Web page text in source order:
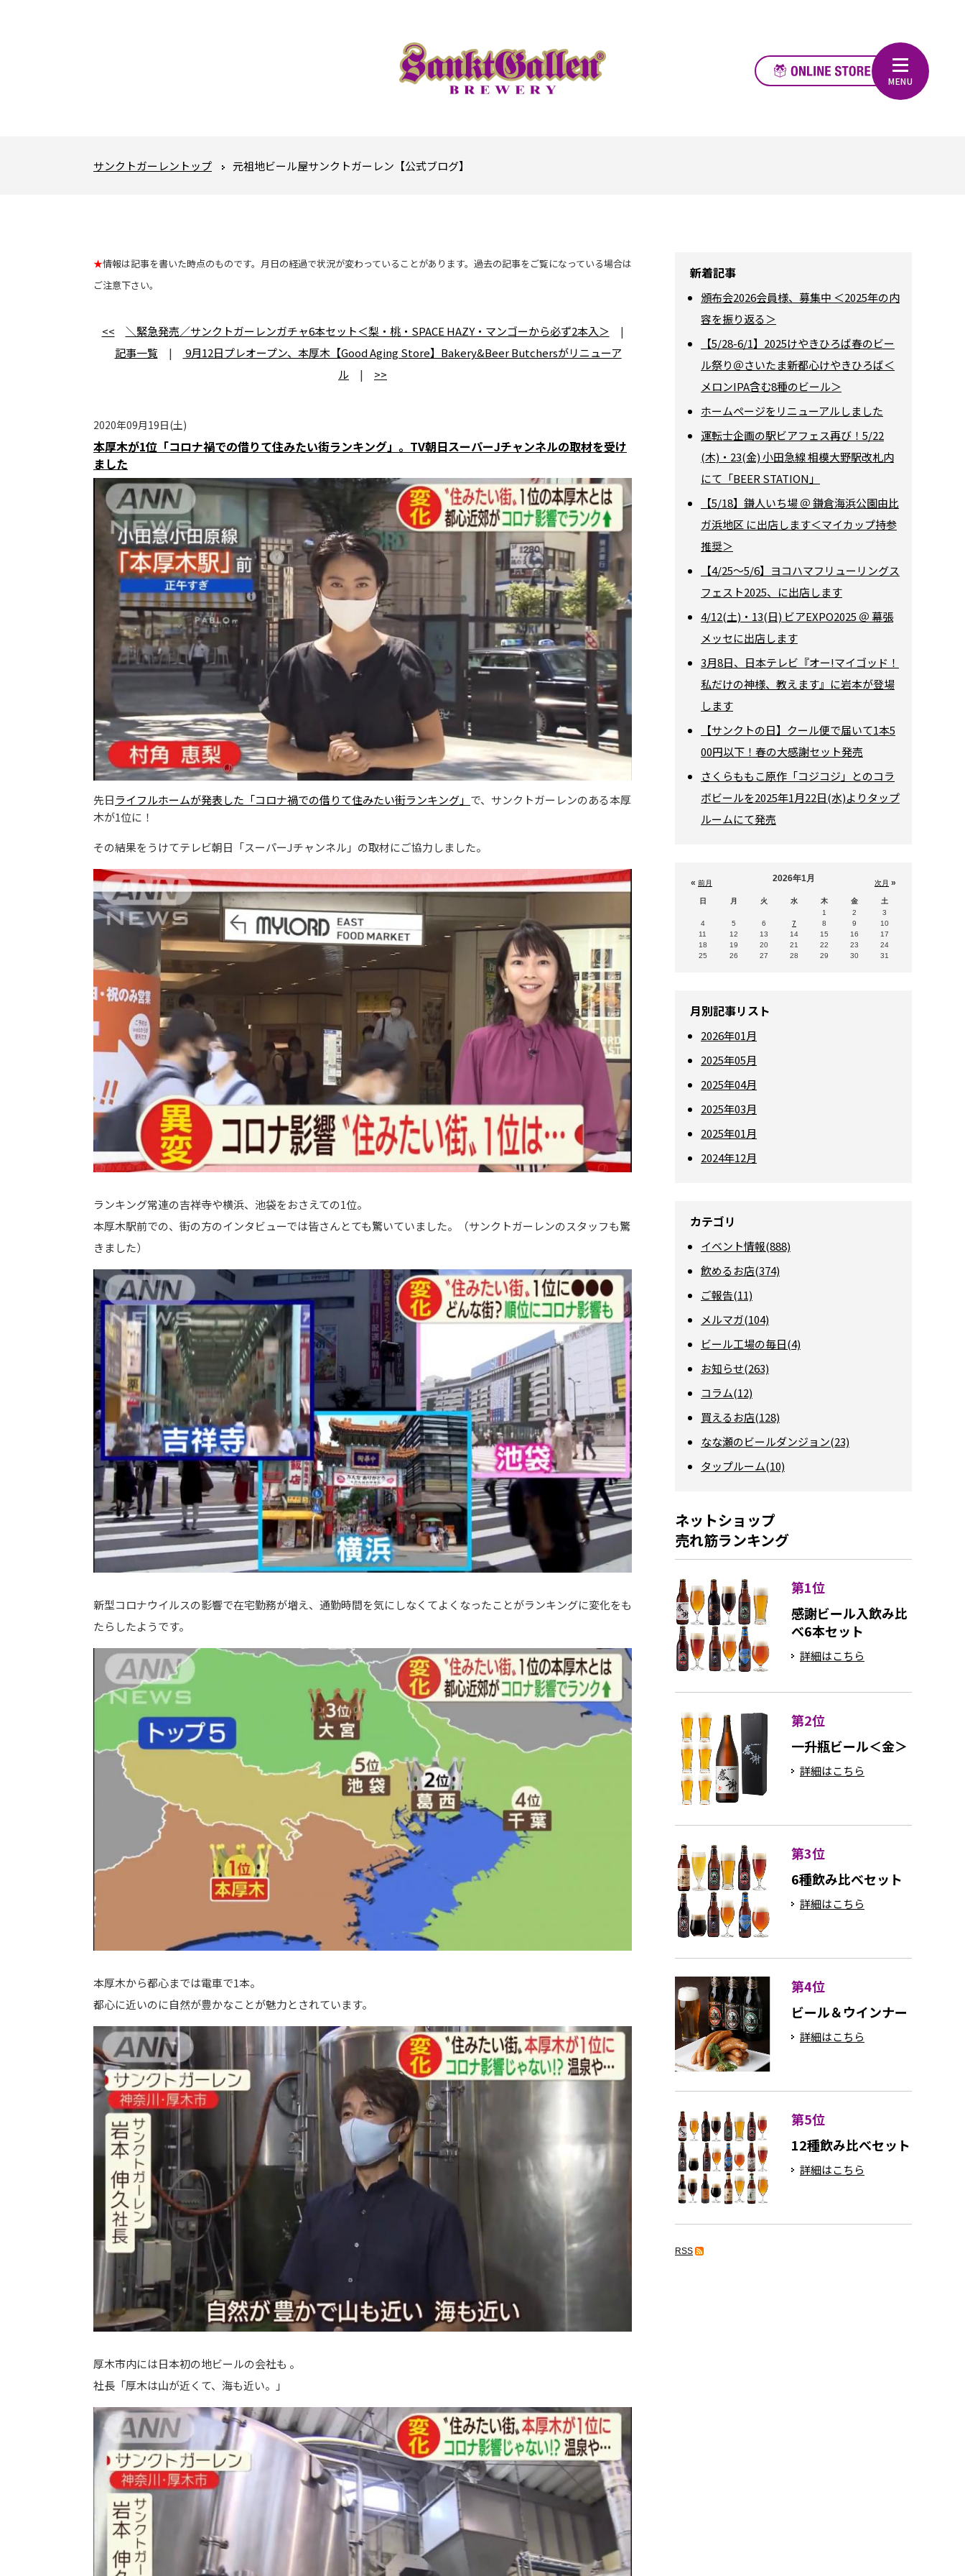
サンクトガーレントップ 元祖地ビール屋サンクトガーレン【公式ブログ】
★情報は記事を書いた時点のものです。月日の経過で状況が変わっていることがあります。過去の記事をご覧になっている場合は
ご注意下さい。
<< ＼緊急発売／サンクトガーレンガチャ6本セット＜梨・桃・SPACE HAZY・マンゴーから必ず2本入＞ |
記事一覧 |
9月12日プレオープン、本厚木【Good Aging Store】Bakery&Beer Butchersがリニューア
ル | >>
2020年09月19日(土)
本厚木が1位「コロナ禍での借りて住みたい街ランキング」。TV朝日スーパーJチャンネルの取材を受け
ました
先日ライフルホームが発表した「コロナ禍での借りて住みたい街ランキング」 で、サンクトガーレンのある本厚
木が1位に！
その結果をうけてテレビ朝日「スーパーJチャンネル」の取材にご協力しました。
ランキング常連の吉祥寺や横浜、池袋をおさえての1位。
本厚木駅前での、街の方のインタビューでは皆さんとても驚いていました。（サンクトガーレンのスタッフも驚
きました）
新型コロナウイルスの影響で在宅勤務が増え、通勤時間を気にしなくてよくなったことがランキングに変化をも
たらしたようです。
本厚木から都心までは電車で1本。
都心に近いのに自然が豊かなことが魅力とされています。
厚木市内には日本初の地ビールの会社も 。
社長「厚木は山が近くて、海も近い。」
新着記事
頒布会2026会員様、募集中 ＜2025年の内
容を振り返る＞
【5/28-6/1】2025けやきひろば春のビー
ル祭り＠さいたま新都心けやきひろば＜
メロンIPA含む8種のビール＞
ホームページをリニューアルしました
運転士企画の駅ビアフェス再び！5/22
(木)・23(金) 小田急線 相模大野駅改札内
にて「BEER STATION」
【5/18】鎌人いち場 ＠ 鎌倉海浜公園由比
ガ浜地区 に出店します＜マイカップ持参
推奨＞
【4/25～5/6】ヨコハマフリューリングス
フェスト2025、に出店します
4/12(土)・13(日) ビアEXPO2025 ＠ 幕張
メッセに出店します
3月8日、日本テレビ『オー!マイゴッド！
私だけの神様、教えます』に岩本が登場
します
【サンクトの日】クール便で届いて1本5
00円以下！春の大感謝セット発売
さくらももこ原作「コジコジ」とのコラ
ボビールを2025年1月22日(水)よりタップ
ルームにて発売
« 前月 次月 »
2026年1月
日 月 火 水 木 金
土
1
2
3
4
5 6 7 8 9
10
11
12 13 14 15 16
17
18
19 20 21 22 23
24
25
26 27 28 29 30 31
月別記事リスト
2026年01月
2025年05月
2025年04月
2025年03月
2025年01月
2024年12月
カテゴリ
イベント情報(888)
飲めるお店(374)
ご報告(11)
メルマガ(104)
ビール工場の毎日(4)
お知らせ(263)
コラム(12)
買えるお店(128)
なな瀬のビールダンジョン(23)
タップルーム(10)
ネットショップ
売れ筋ランキング
第1位
感謝ビール入飲み比
べ6本セット
詳細はこちら
第2位
一升瓶ビール＜金＞
詳細はこちら
第3位
6種飲み比べセット
詳細はこちら
第4位
ビール＆ウインナー
詳細はこちら
第5位
12種飲み比べセット
詳細はこちら
RSS